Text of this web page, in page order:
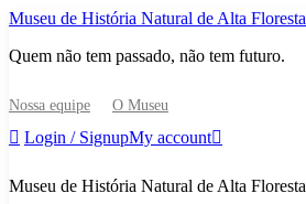
Skip
content
Museu de História Natural de Alta Floresta
Quem não tem passado, não tem futuro.
Nossa equipe O Museu
Login / SignupMy account
Museu de História Natural de Alta Floresta